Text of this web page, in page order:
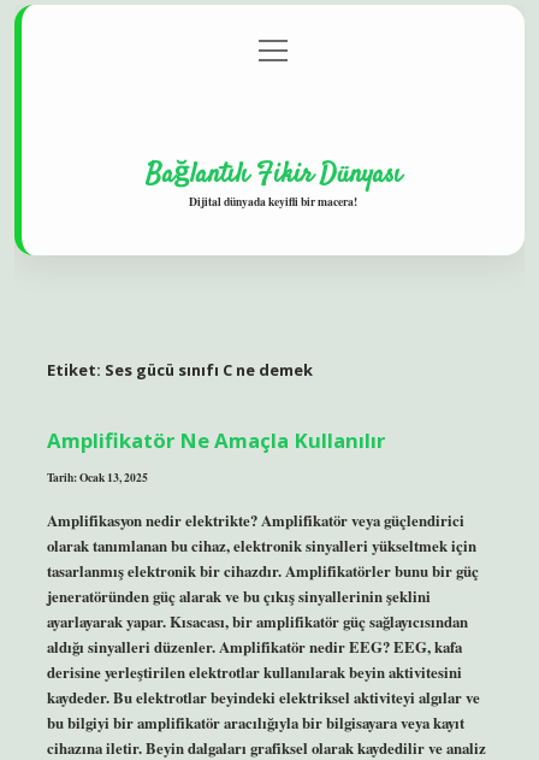
Gizlilik Politikası
menüyü
aç
Bağlantılı Fikir Dünyası
Dijital dünyada keyifli bir macera!
Etiket: Ses gücü sınıfı C ne demek
Amplifikatör Ne Amaçla Kullanılır
Tarih: Ocak 13, 2025
Amplifikasyon nedir elektrikte? Amplifikatör veya güçlendirici
olarak tanımlanan bu cihaz, elektronik sinyalleri yükseltmek için
tasarlanmış elektronik bir cihazdır. Amplifikatörler bunu bir güç
jeneratöründen güç alarak ve bu çıkış sinyallerinin şeklini
ayarlayarak yapar. Kısacası, bir amplifikatör güç sağlayıcısından
aldığı sinyalleri düzenler. Amplifikatör nedir EEG? EEG, kafa
derisine yerleştirilen elektrotlar kullanılarak beyin aktivitesini
kaydeder. Bu elektrotlar beyindeki elektriksel aktiviteyi algılar ve
bu bilgiyi bir amplifikatör aracılığıyla bir bilgisayara veya kayıt
cihazına iletir. Beyin dalgaları grafiksel olarak kaydedilir ve analiz